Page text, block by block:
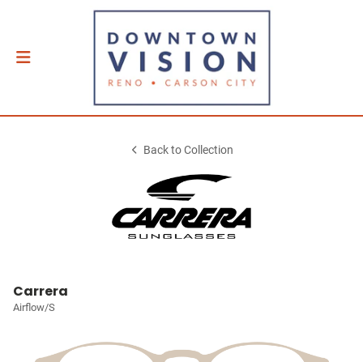
Back to Collection
Carrera
Airflow/S